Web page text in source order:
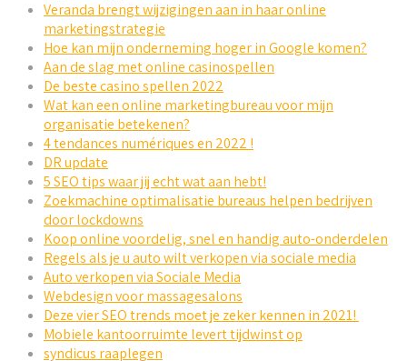
Veranda brengt wijzigingen aan in haar online
marketingstrategie
Hoe kan mijn onderneming hoger in Google komen?
Aan de slag met online casinospellen
De beste casino spellen 2022
Wat kan een online marketingbureau voor mijn
organisatie betekenen?
4 tendances numériques en 2022 !
DR update
5 SEO tips waar jij echt wat aan hebt!
Zoekmachine optimalisatie bureaus helpen bedrijven
door lockdowns
Koop online voordelig, snel en handig auto-onderdelen
Regels als je u auto wilt verkopen via sociale media
Auto verkopen via Sociale Media
Webdesign voor massagesalons
Deze vier SEO trends moet je zeker kennen in 2021!
Mobiele kantoorruimte levert tijdwinst op
syndicus raaplegen